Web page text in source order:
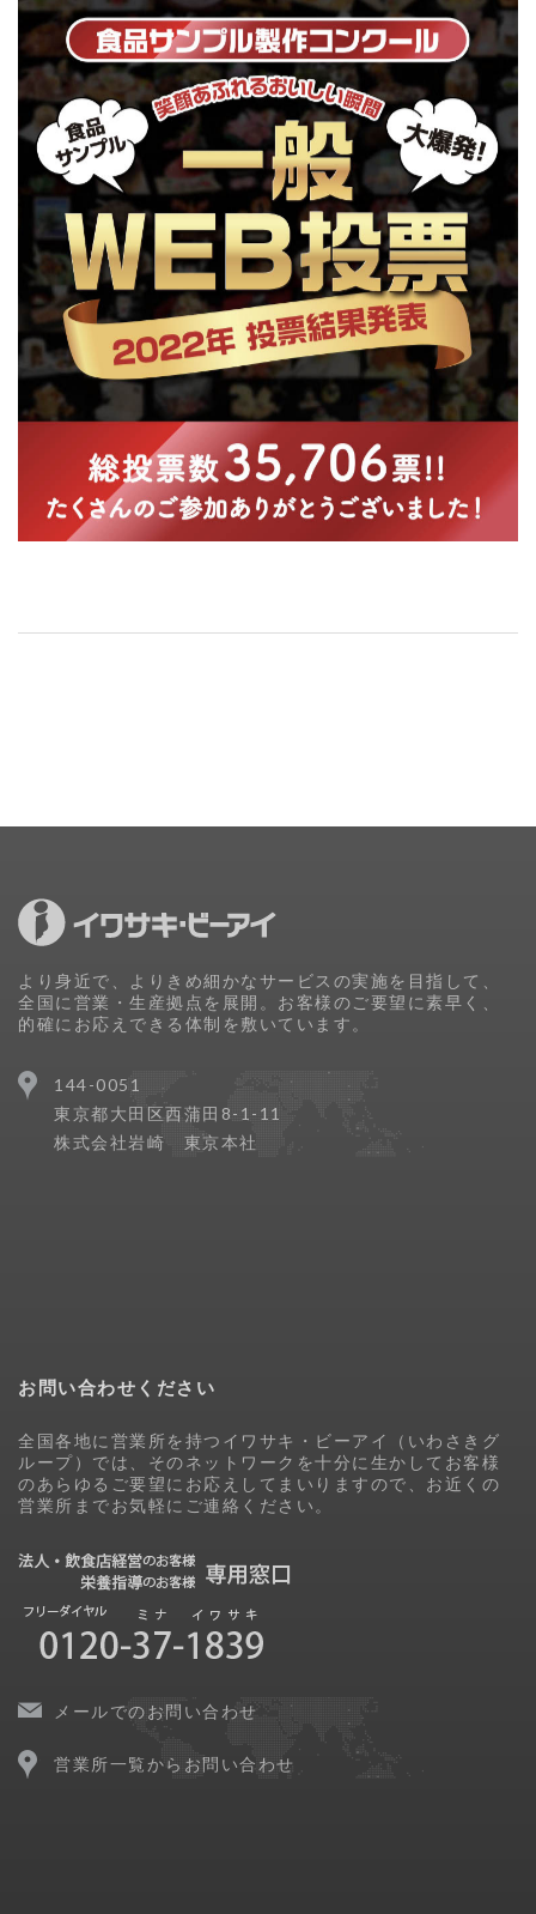
より身近で、よりきめ細かなサービスの実施を目指して、
全国に営業・生産拠点を展開。お客様のご要望に素早く、
的確にお応えできる体制を敷いています。
144-0051
東京都大田区西蒲田8-1-11
株式会社岩崎 東京本社
お問い合わせください
全国各地に営業所を持つイワサキ・ビーアイ（いわさきグ
ループ）では、そのネットワークを十分に生かしてお客様
のあらゆるご要望にお応えしてまいりますので、お近くの
営業所までお気軽にご連絡ください。
メールでのお問い合わせ
営業所一覧からお問い合わせ